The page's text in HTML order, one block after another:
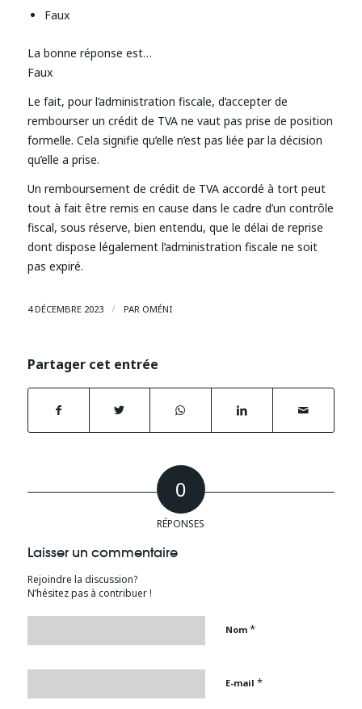
Faux
La bonne réponse est…
Faux
Le fait, pour l’administration fiscale, d’accepter de
rembourser un crédit de TVA ne vaut pas prise de position
formelle. Cela signifie qu’elle n’est pas liée par la décision
qu’elle a prise.
Un remboursement de crédit de TVA accordé à tort peut
tout à fait être remis en cause dans le cadre d’un contrôle
fiscal, sous réserve, bien entendu, que le délai de reprise
dont dispose légalement l’administration fiscale ne soit
pas expiré.
4 DÉCEMBRE 2023 / PAR OMÉNI
Partager cet entrée
0
RÉPONSES
Laisser un commentaire
Rejoindre la discussion?
N’hésitez pas à contribuer !
Nom *
E-mail *